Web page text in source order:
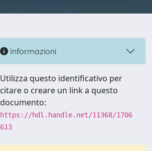
Informazioni
Utilizza questo identificativo per
citare o creare un link a questo
documento:
https://hdl.handle.net/11368/1706
613